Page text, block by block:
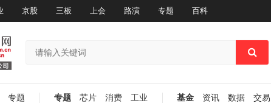
京股 三板 上会 路演 专题 百科
专题
专题 芯片 消费
工业
基金 资讯 数据
交易